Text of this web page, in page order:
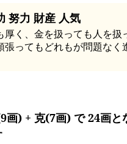
努力 財産 人気
く、金を扱っても人を扱
張ってもどれもが問題なく
画) + 克(7画) で 24画と